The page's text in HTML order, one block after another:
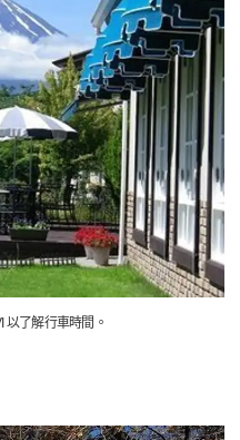
以了解行車時間。